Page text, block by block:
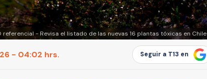
referencial - Revisa el listado de las nuevas 16 plantas tóxicas en Chile
- 04:02 hrs. Seguir a T13 en